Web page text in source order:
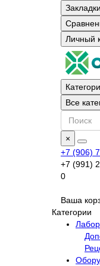
Закладки
Личный
Все
×
+7 (906)
+7 (991)
0
Ваша
Категории